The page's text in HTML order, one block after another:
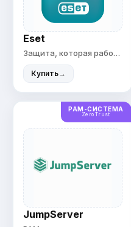
Eset
Защита, которая работает
Купить→
PAM-СИСТЕМА
Zero Trust
JumpServer